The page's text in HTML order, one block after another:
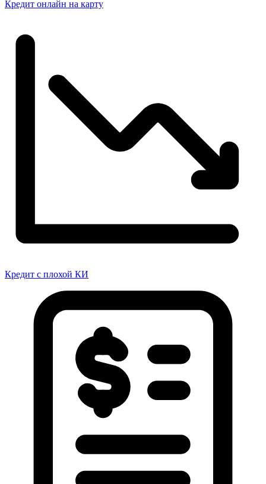
Кредит онлайн на карту
Кредит с плохой КИ